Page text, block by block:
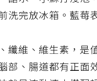
醋水、小蘇打浸泡
洗完放冰箱。藍莓
纖維、維生素，是
部、腸道都有正面